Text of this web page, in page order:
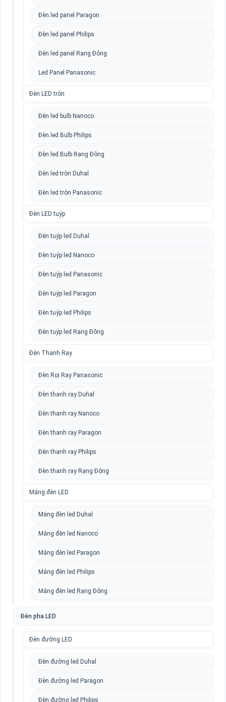
Đèn led panel Paragon
Đèn led panel Philips
Đèn led panel Rạng Đông
Led Panel Panasonic
Đèn LED tròn
Đèn led bulb Nanoco
Đèn led Bulb Philips
Đèn led Bulb Rạng Đông
Đèn led tròn Duhal
Đèn led tròn Panasonic
Đèn LED tuýp
Đèn tuýp led Duhal
Đèn tuýp led Nanoco
Đèn tuýp led Panasonic
Đèn tuýp led Paragon
Đèn tuýp led Philips
Đèn tuýp led Rạng Đông
Đèn Thanh Ray
Đèn Rọi Ray Panasonic
Đèn thanh ray Duhal
Đèn thanh ray Nanoco
Đèn thanh ray Paragon
Đèn thanh ray Philips
Đèn thanh ray Rạng Đông
Máng đèn LED
Máng đèn led Duhal
Máng đèn led Nanoco
Máng đèn led Paragon
Máng đèn led Philips
Máng đèn led Rạng Đông
Đèn pha LED
Đèn đường LED
Đèn đường led Duhal
Đèn đường led Paragon
Đèn đường led Philips